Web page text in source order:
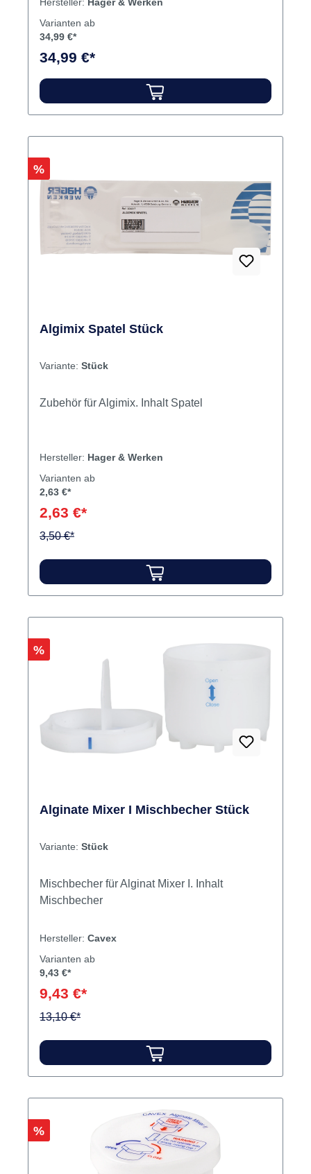
Hersteller: Hager & Werken
Varianten ab
34,99 €*
34,99 €*
Rabatt
%
Algimix Spatel Stück
Variante: Stück
Zubehör für Algimix. Inhalt Spatel
Hersteller: Hager & Werken
Varianten ab
2,63 €*
2,63 €*
3,50 €*
Rabatt
%
Alginate Mixer I Mischbecher Stück
Variante: Stück
Mischbecher für Alginat Mixer I. Inhalt
Mischbecher
Hersteller: Cavex
Varianten ab
9,43 €*
9,43 €*
13,10 €*
Rabatt
%